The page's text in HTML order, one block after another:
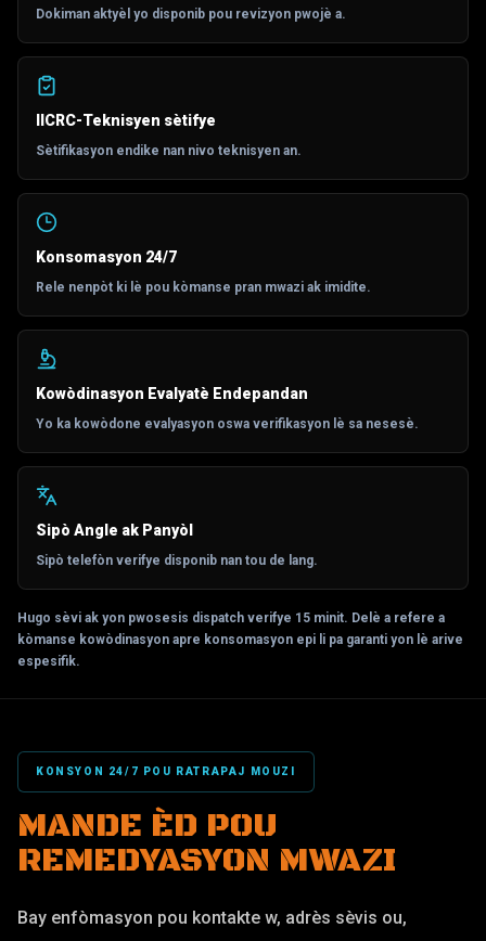
Dokiman aktyèl yo disponib pou revizyon pwojè a.
IICRC-Teknisyen sètifye
Sètifikasyon endike nan nivo teknisyen an.
Konsomasyon 24/7
Rele nenpòt ki lè pou kòmanse pran mwazi ak imidite.
Kowòdinasyon Evalyatè Endepandan
Yo ka kowòdone evalyasyon oswa verifikasyon lè sa nesesè.
Sipò Angle ak Panyòl
Sipò telefòn verifye disponib nan tou de lang.
Hugo sèvi ak yon pwosesis dispatch verifye 15 minit. Delè a refere a
kòmanse kowòdinasyon apre konsomasyon epi li pa garanti yon lè arive
espesifik.
KONSYON 24/7 POU RATRAPAJ MOUZI
MANDE ÈD POU
REMEDYASYON MWAZI
Bay enfòmasyon pou kontakte w, adrès sèvis ou,